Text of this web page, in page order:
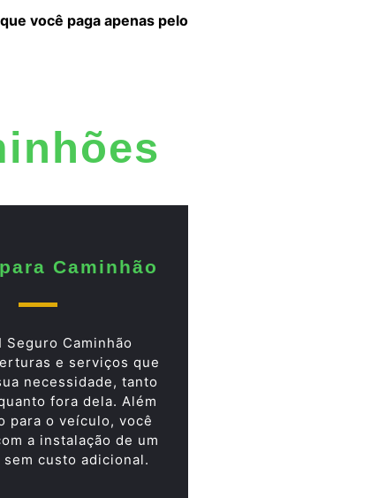
você paga apenas pelo
Caminhão
Seguro Caminhão
e serviços que
necessidade, tanto
fora dela. Além
para o veículo, você
a instalação de um
custo adicional.